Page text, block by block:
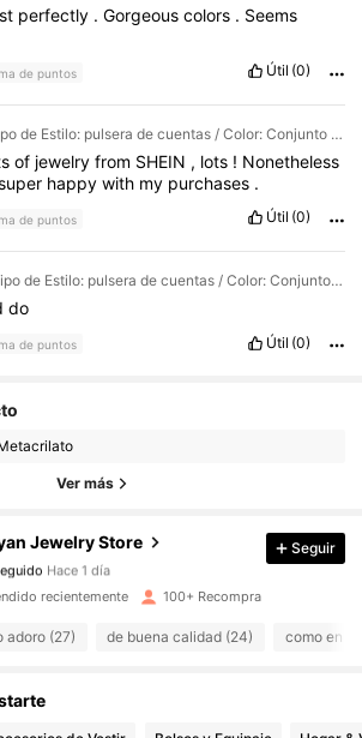
perfectly . Gorgeous colors . Seems
de puntos Útil (0)
Tipo de Estilo: pulsera de cuentas / Color: Conjunto multicolor / Talla: Unitalla
of jewelry from SHEIN , lots ! Nonetheless
happywith my purchases .
de puntos Útil (0)
Tipo de Estilo: pulsera de cuentas / Color: Conjunto multicolor / Talla: Unitalla
do
de puntos Útil (0)
Ver más
Jewelry Store
Seguidores
253 Seguidores
Hace 1 día
Seguidores
Seguidores
Seguir
recientemente 100+ Recompra
adoro (27) de buena calidad (24) como en